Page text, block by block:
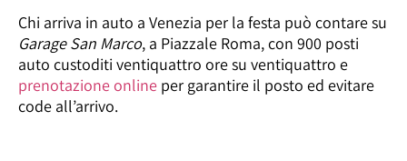
Chi arriva in auto a Venezia per la festa può contare su
Garage San Marco, a Piazzale Roma, con 900 posti
auto custoditi ventiquattro ore su ventiquattro e
prenotazione online per garantire il posto ed evitare
code all’arrivo.